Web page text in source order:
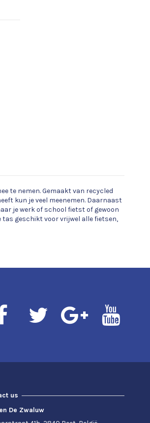
te nemen. Gemaakt van recycled
kun je veel meenemen. Daarnaast
je werk of school fietst of gewoon
tas geschikt voor vrijwel alle fietsen,
us
De Zwaluw